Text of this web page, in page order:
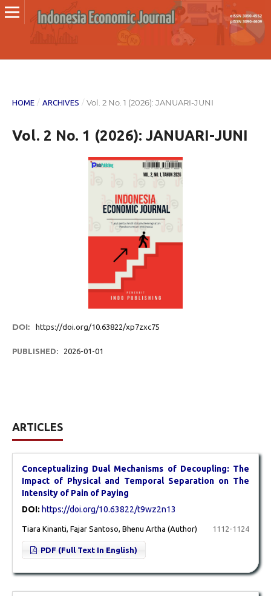
HOME / ARCHIVES / Vol. 2 No. 1 (2026): JANUARI-JUNI
Vol. 2 No. 1 (2026): JANUARI-JUNI
DOI: https://doi.org/10.63822/xp7zxc75
PUBLISHED: 2026-01-01
ARTICLES
Conceptualizing Dual Mechanisms of Decoupling: The
Impact of Physical and Temporal Separation on The
Intensity of Pain of Paying
DOI: https://doi.org/10.63822/t9wz2n13
Tiara Kinanti, Fajar Santoso, Bhenu Artha (Author) 1112-1124
PDF (Full Text In English)